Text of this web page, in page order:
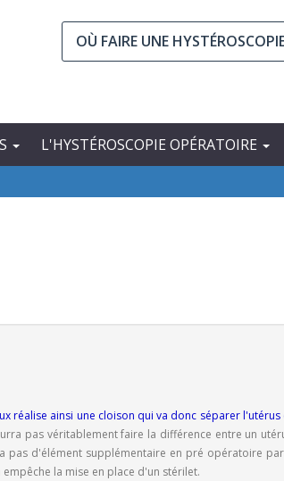
OÙ FAIRE UNE
L'HYSTÉROSCOPIE OPÉRATOIRE
réalise ainsi une cloison qui va donc séparer l'utérus
pas véritablement faire la différence entre un
pas d'élément supplémentaire en pré opératoire
la mise en place d'un stérilet.